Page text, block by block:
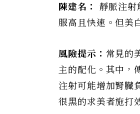
陳建名：
靜脈注射
服高且快速。但美
風險提示： 常見的
主的配化。其中，
注射可能增加腎臟
很黑的求美者施打